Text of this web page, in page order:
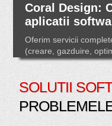
Gazduire
Oferim servicii de
serviciile ce tin de site-
optimizarea site-ului.
SOLUTII